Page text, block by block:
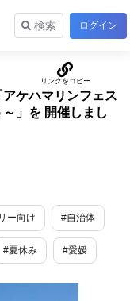
検索 ログイン
ケハマリンフェス
」を 開催しまし
ー向け #自治体
#夏休み #愛媛